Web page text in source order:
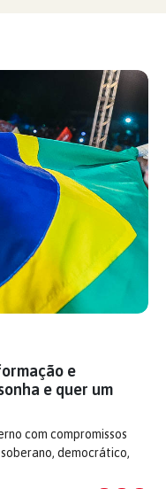
e
e quer um
com compromissos
democrático,